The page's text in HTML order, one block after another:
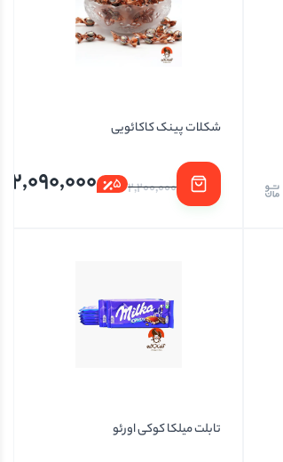
شکلات پینک کاکائویی
5 2,200,000
2,090,000
تابلت میلکا کوکی اورئو